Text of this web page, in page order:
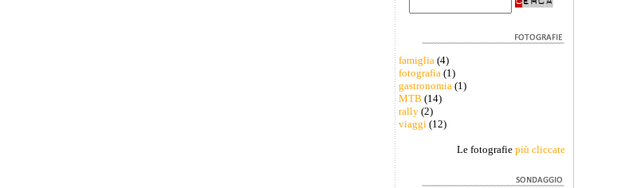
famiglia (4)
fotografia (1)
gastronomia (1)
MTB (14)
rally(2)
viaggi (12)
Le fotografie più cliccate